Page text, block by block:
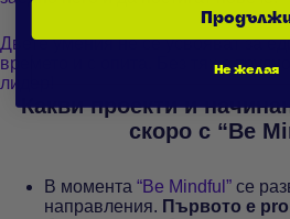
Двете умения не се усвояват за
времето и с опита. Без тях е
лидер!
Какви проекти и
скоро с “Be
В момента “Be Mindful” се
направления. Първото е
Не желая